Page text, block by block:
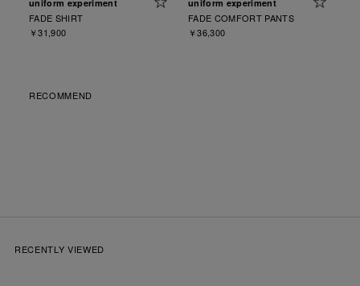
uniform experiment
FADE SHIRT
￥31,900
uniform experiment
FADE COMFORT PANTS
￥36,300
RECOMMEND
RECENTLY VIEWED